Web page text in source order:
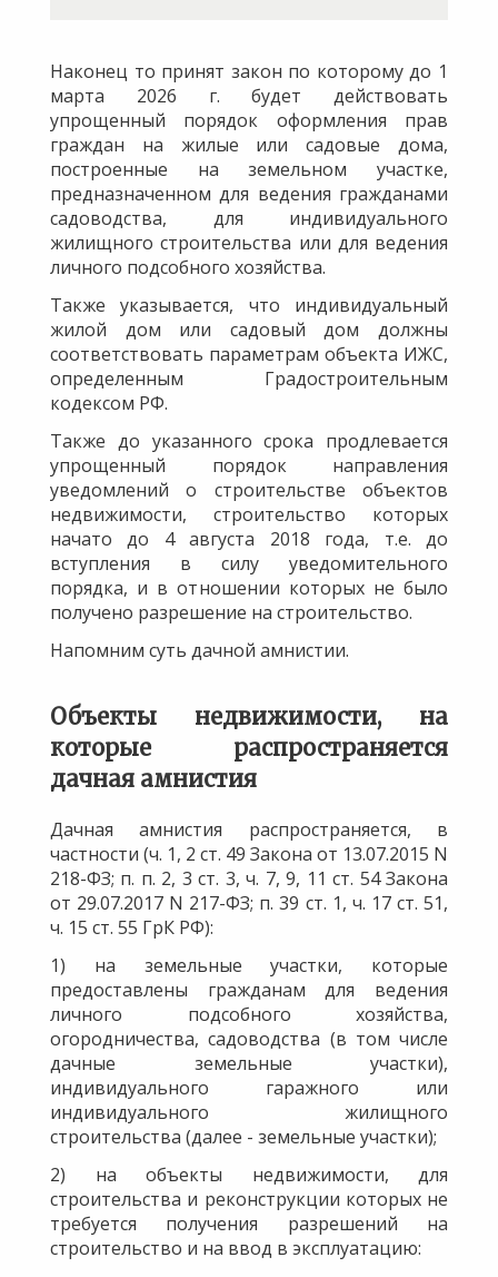
Наконец то принят закон по которому до 1
марта 2026 г. будет действовать
упрощенный порядок оформления прав
граждан на жилые или садовые дома,
построенные на земельном участке,
предназначенном для ведения гражданами
садоводства, для индивидуального
жилищного строительства или для ведения
личного подсобного хозяйства.
Также указывается, что индивидуальный
жилой дом или садовый дом должны
соответствовать параметрам объекта ИЖС,
определенным Градостроительным
кодексом РФ.
Также до указанного срока продлевается
упрощенный порядок направления
уведомлений о строительстве объектов
недвижимости, строительство которых
начато до 4 августа 2018 года, т.е. до
вступления в силу уведомительного
порядка, и в отношении которых не было
получено разрешение на строительство.
Напомним суть дачной амнистии.
Объекты недвижимости, на
которые распространяется
дачная амнистия
Дачная амнистия распространяется, в
частности (ч. 1, 2 ст. 49 Закона от 13.07.2015 N
218-ФЗ; п. п. 2, 3 ст. 3, ч. 7, 9, 11 ст. 54 Закона
от 29.07.2017 N 217-ФЗ; п. 39 ст. 1, ч. 17 ст. 51,
ч. 15 ст. 55 ГрК РФ):
1) на земельные участки, которые
предоставлены гражданам для ведения
личного подсобного хозяйства,
огородничества, садоводства (в том числе
дачные земельные участки),
индивидуального гаражного или
индивидуального жилищного
строительства (далее - земельные участки);
2) на объекты недвижимости, для
строительства и реконструкции которых не
требуется получения разрешений на
строительство и на ввод в эксплуатацию: